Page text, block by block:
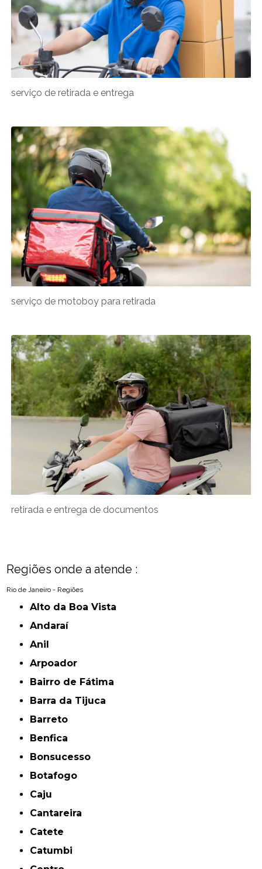
serviço de retirada e entrega
serviço de motoboy para retirada
retirada e entrega de documentos
Regiões onde a atende :
Rio de Janeiro - Regiões
Alto da Boa Vista
Andaraí
Anil
Arpoador
Bairro de Fátima
Barra da Tijuca
Barreto
Benfica
Bonsucesso
Botafogo
Caju
Cantareira
Catete
Catumbi